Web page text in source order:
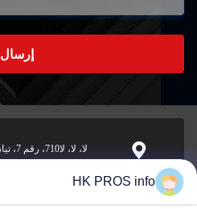
إرسال
HK PROS info